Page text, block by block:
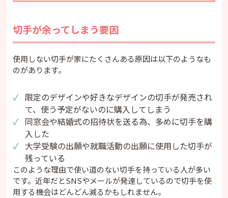
切手が余ってしまう要因
使用しない切手が家にたくさんある原因は以下のようなも
のがあります。
限定のデザインや好きなデザインの切手が発売され
て、使う予定がないのに購入してしまう
同窓会や結婚式の招待状を送る為、多めに切手を購
入した
大学受験の出願や就職活動の出願に使用した切手が
残っている
このような理由で使い道のない切手を持っている人が多い
です。近年だとSNSやメールが発達しているので切手を使
用する機会はどんどん減るかもしれません。